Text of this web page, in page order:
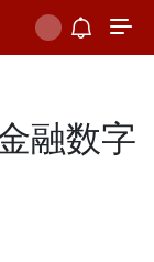
融数字